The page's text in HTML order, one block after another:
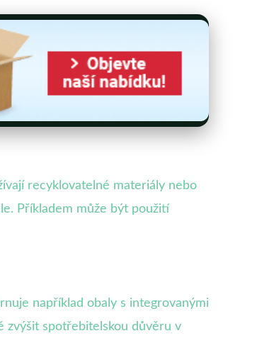
recyklovatelné materiály nebo
Příkladem může být použití
například obaly s integrovanými
zvýšit spotřebitelskou důvěru v